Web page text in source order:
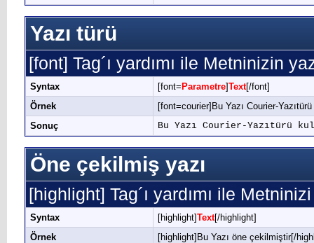
Yazı türü
[font] Tag´ı yardımı ile Metninizin
Syntax [font= Parametre]Text[/font]
Örnek
[font=courier]Bu Yazı Courier-
Sonuç
Bu Yazı Courier-Yazıtürü
Öne çekilmiş yazı
[highlight] Tag´ı yardımı ile
Syntax [highlight]Text[/highlight]
Örnek
[highlight]Bu Yazı öne çekilmiştir[/